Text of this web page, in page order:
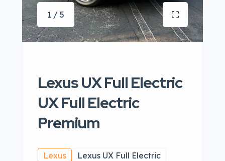
1 / 5
Lexus UX Full Electric
UX Full Electric
Premium
Lexus Lexus UX Full Electric